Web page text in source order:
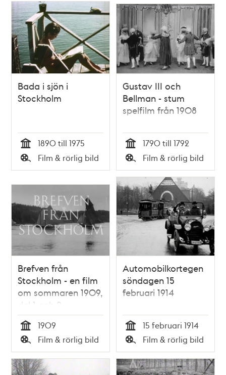
Bada i sjön i
Stockholm
Tid
1890 till 1975
Typ
Film & rörlig bild
Gustav III och
Bellman - stum
spelfilm från 1908
Tid
1790 till 1792
Typ
Film & rörlig bild
Brefven från
Stockholm - en film
om sommaren 1909,
del 1 och 2
Tid
1909
Typ
Film & rörlig bild
Automobilkortegen
söndagen 15
februari 1914
Tid
15 februari 1914
Typ
Film & rörlig bild